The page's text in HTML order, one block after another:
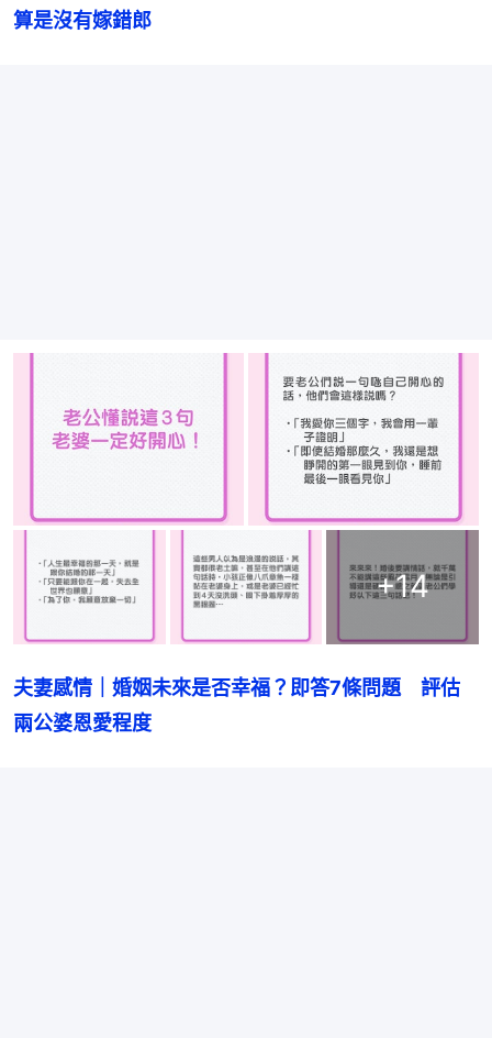
算是沒有嫁錯郎
+14
夫妻感情｜婚姻未來是否幸福？即答7條問題　評估
兩公婆恩愛程度